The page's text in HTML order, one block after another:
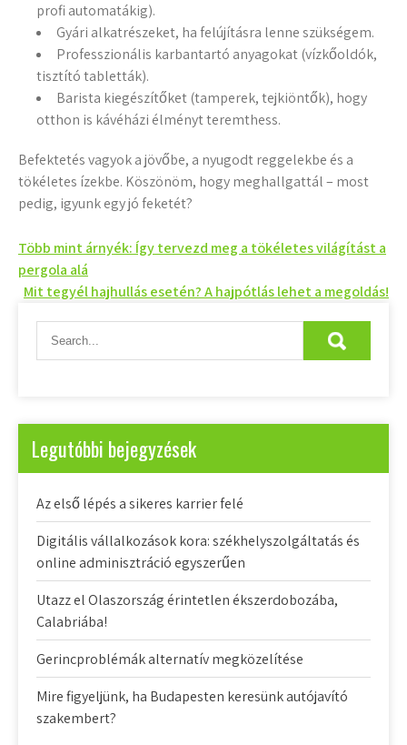
profi automatákig).
Gyári alkatrészeket, ha felújításra lenne szükségem.
Professzionális karbantartó anyagokat (vízkőoldók,
tisztító tabletták).
Barista kiegészítőket (tamperek, tejkiöntők), hogy
otthon is kávéházi élményt teremthess.
Befektetés vagyok a jövőbe, a nyugodt reggelekbe és a
tökéletes ízekbe. Köszönöm, hogy meghallgattál – most
pedig, igyunk egy jó feketét?
Bejegyzés
navigáció
Több mint árnyék: Így tervezd meg a tökéletes világítást a
pergola alá
Mit tegyél hajhullás esetén? A hajpótlás lehet a megoldás!
Legutóbbi bejegyzések
Az első lépés a sikeres karrier felé
Digitális vállalkozások kora: székhelyszolgáltatás és
online adminisztráció egyszerűen
Utazz el Olaszország érintetlen ékszerdobozába,
Calabriába!
Gerincproblémák alternatív megközelítése
Mire figyeljünk, ha Budapesten keresünk autójavító
szakembert?